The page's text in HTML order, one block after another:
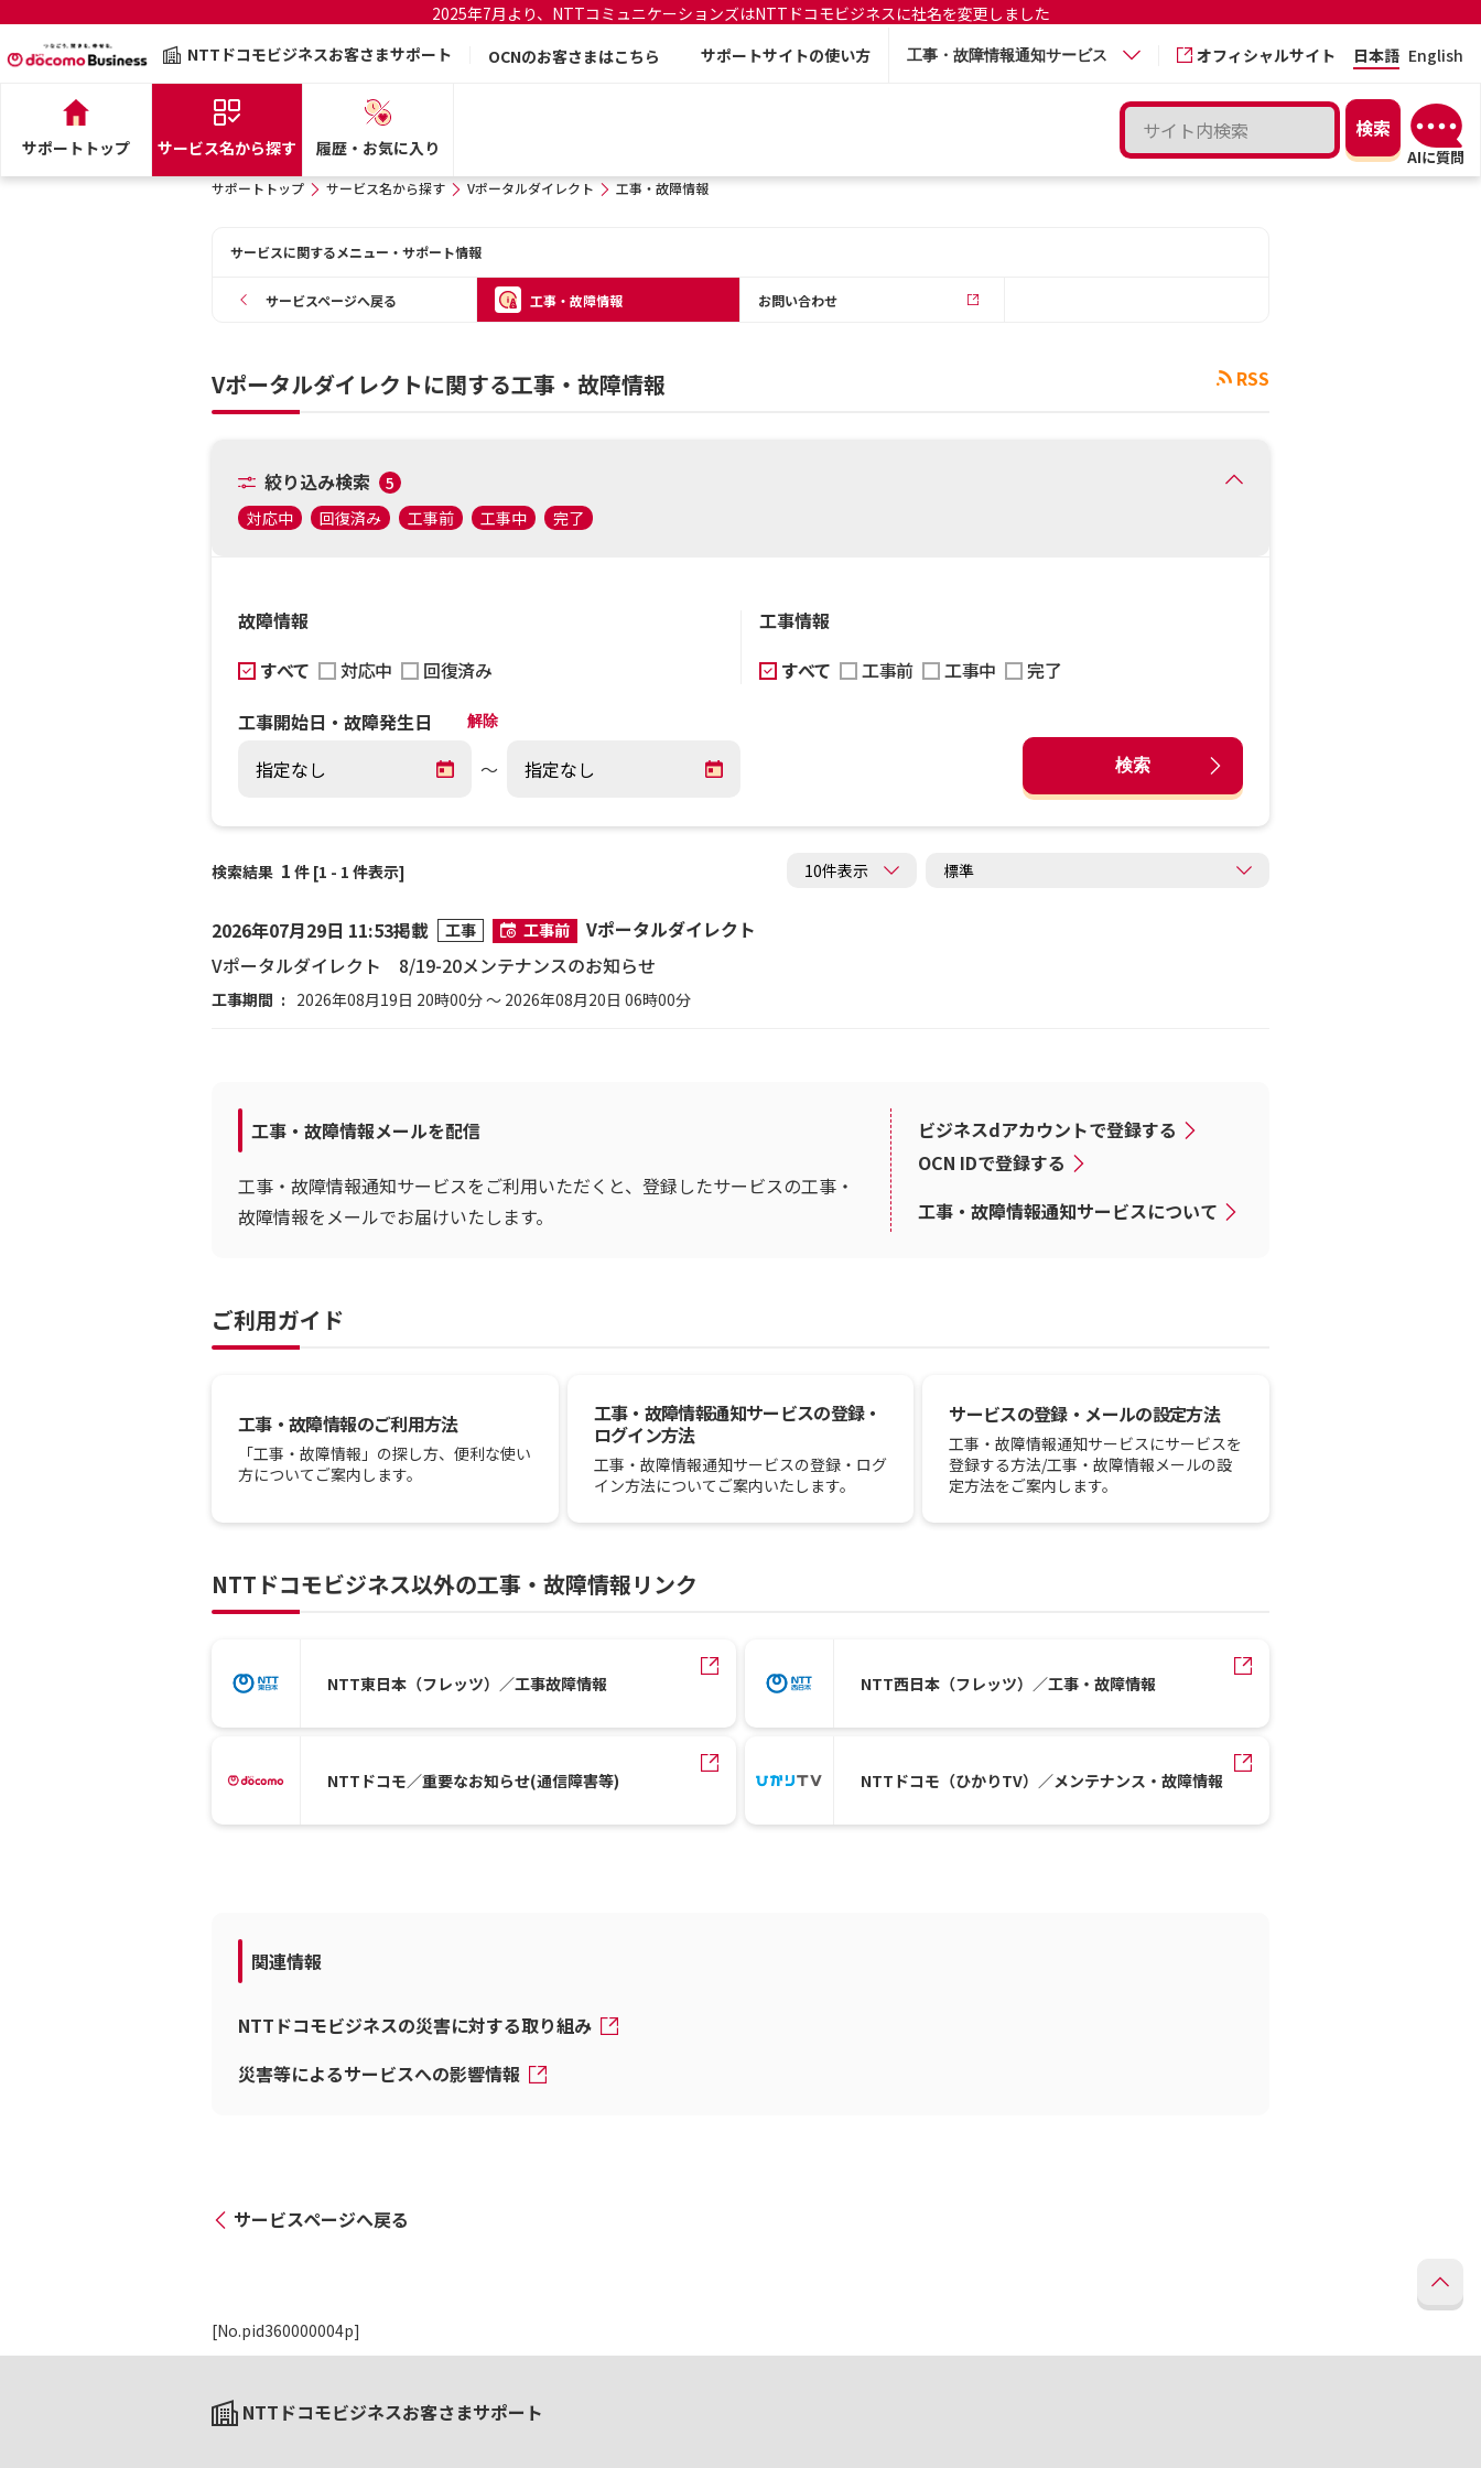
2025年7月より、NTTコミュニケーションズはNTTドコモビジネスに社名を変更しました
NTTドコモビジネスお客さまサポート
OCNのお客さまはこちら サポートサイトの使い方 工事・故障情報通知サービス オフィシャルサイト 日本語 English
サポートトップ サービス名から探す 履歴・お気に入り
サポートトップ サービス名から探す Vポータルダイレクト 工事・故障情報
サービスに関するメニュー・サポート情報
サービスページへ戻る 工事・故障情報 お問い合わせ
RSS
Vポータルダイレクトに関する工事・故障情報
絞り込み検索
5
対応中
回復済み 工事前 工事中 完了
故障情報
すべて
対応中 回復済み
工事情報
すべて
工事前 工事中
完了
工事開始日・故障発生日
解除
～ 検索
検索結果 1 件 [1 - 1 件表示]
2026年07月29日 11:53掲載 工事 工事前
Vポータルダイレクト
Vポータルダイレクト 8/19-20メンテナンスのお知らせ
工事期間 2026年08月19日 20時00分 ～ 2026年08月20日 06時00分
工事・故障情報メールを配信
工事・故障情報通知サービスをご利用いただくと、登録したサービスの工事・
故障情報をメールでお届けいたします。
ビジネスdアカウントで登録する
OCN IDで登録する
工事・故障情報通知サービスについて
ご利用ガイド
工事・故障情報のご利用方法
「工事・故障情報」の探し方、便利な使い
方についてご案内します。
工事・故障情報通知サービスの登録・
ログイン方法
工事・故障情報通知サービスの登録・ログ
イン方法についてご案内いたします。
サービスの登録・メールの設定方法
工事・故障情報通知サービスにサービスを
登録する方法/工事・故障情報メールの設
定方法をご案内します。
NTTドコモビジネス以外の工事・故障情報リンク
NTT東日本（フレッツ）／工事故障情報 NTT西日本（フレッツ）／工事・故障情報
NTTドコモ／重要なお知らせ(通信障害等) NTTドコモ（ひかりTV）／メンテナンス・故障情報
関連情報
NTTドコモビジネスの災害に対する取り組み
災害等によるサービスへの影響情報
サービスページへ戻る
[No.pid360000004p]
NTTドコモビジネスお客さまサポート